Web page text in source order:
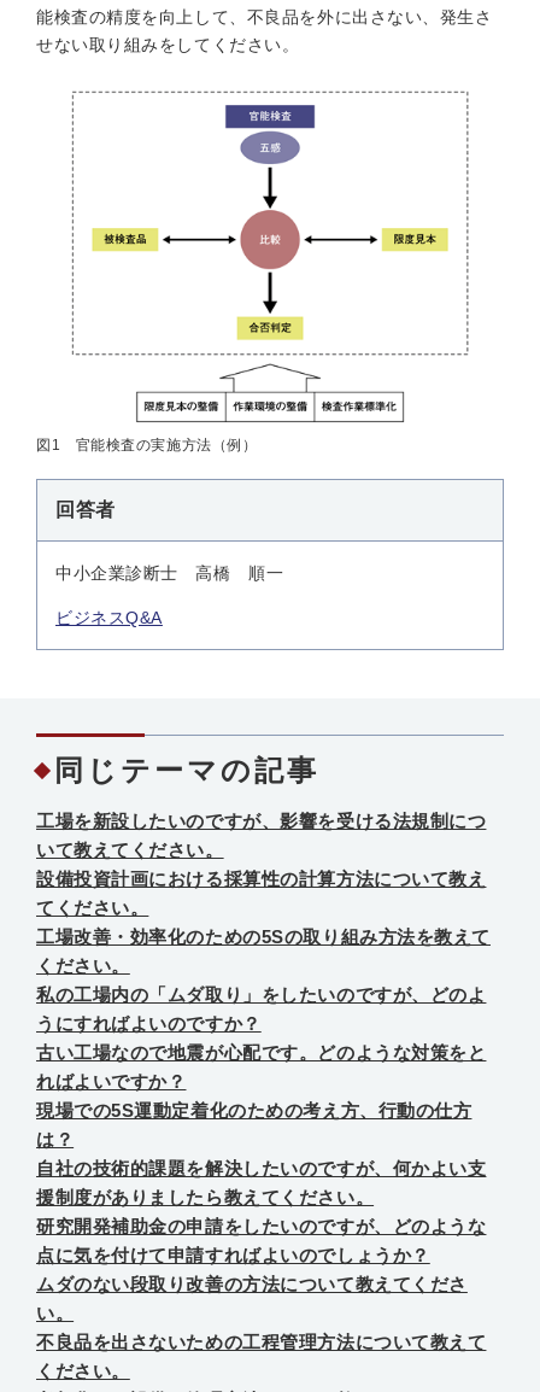
能検査の精度を向上して、不良品を外に出さない、発生さ
せない取り組みをしてください。
図1 官能検査の実施方法（例）
回答者
中小企業診断士 高橋 順一
ビジネスQ&A
同じテーマの記事
工場を新設したいのですが、影響を受ける法規制につ
いて教えてください。
設備投資計画における採算性の計算方法について教え
てください。
工場改善・効率化のための5Sの取り組み方法を教えて
ください。
私の工場内の「ムダ取り」をしたいのですが、どのよ
うにすればよいのですか？
古い工場なので地震が心配です。どのような対策をと
ればよいですか？
現場での5S運動定着化のための考え方、行動の仕方
は？
自社の技術的課題を解決したいのですが、何かよい支
援制度がありましたら教えてください。
研究開発補助金の申請をしたいのですが、どのような
点に気を付けて申請すればよいのでしょうか？
ムダのない段取り改善の方法について教えてくださ
い。
不良品を出さないための工程管理方法について教えて
ください。